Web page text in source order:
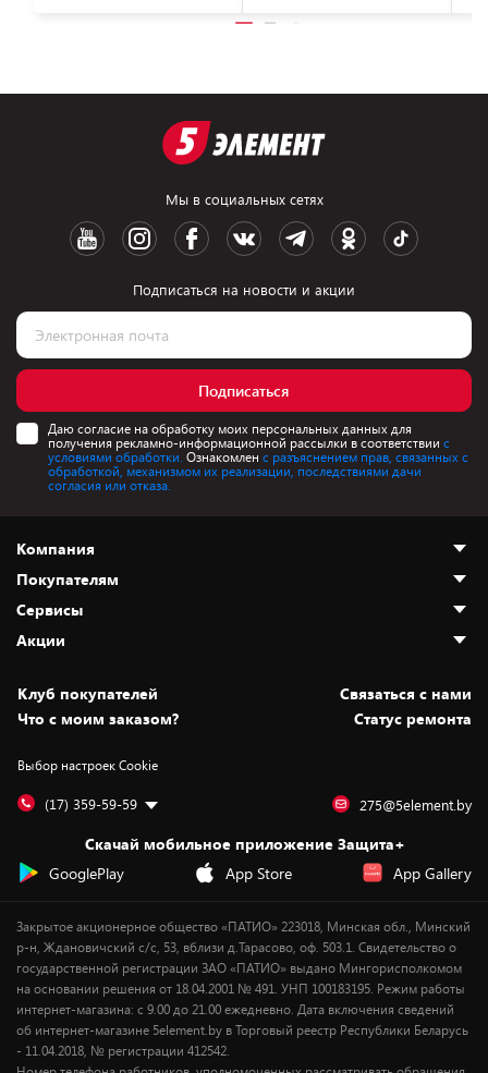
Мы в социальных сетях
Подписаться на новости и акции
Подписаться
Даю согласие на обработку моих персональных данных для
получения рекламно-информационной рассылки в соответствии с
условиями обработки. Ознакомлен с разъяснением прав, связанных с
обработкой, механизмом их реализации, последствиями дачи
согласия или отказа.
Компания
О нас
Адреса магазинов
Новости
Статьи и обзоры
Вакансии
Дай пять добру!
Покупателям
Как сделать заказ
Оплата и доставка
Безналичный расчёт
Обмен и возврат товара
Обработка персональных данных
Подарочные карты
Сервисы
Установка техники
Для игровых консолей
Для мобильных устройств
Для компьютеров
Сервисные центры
Акции
Скидки и промокоды
Белорусские товары
Бонусы
Оплата частями
Новинки
Клуб покупателей
Cвязаться с нами
Что с моим заказом?
Статус ремонта
Выбор настроек Cookie
(17) 359-59-59 275@5element.by
Скачай мобильное приложение Защита+
GooglePlay
App Store App Gallery
Закрытое акционерное общество «ПАТИО» 223018, Минская обл., Минский
р-н, Ждановичский с/с, 53, вблизи д.Тарасово, оф. 503.1. Свидетельство о
государственной регистрации ЗАО «ПАТИО» выдано Мингорисполкомом
на основании решения от 18.04.2001 № 491. УНП 100183195. Режим работы
интернет-магазина: с 9.00 до 21.00 ежедневно. Дата включения сведений
об интернет-магазине 5element.by в Торговый реестр Республики Беларусь
- 11.04.2018, № регистрации 412542.